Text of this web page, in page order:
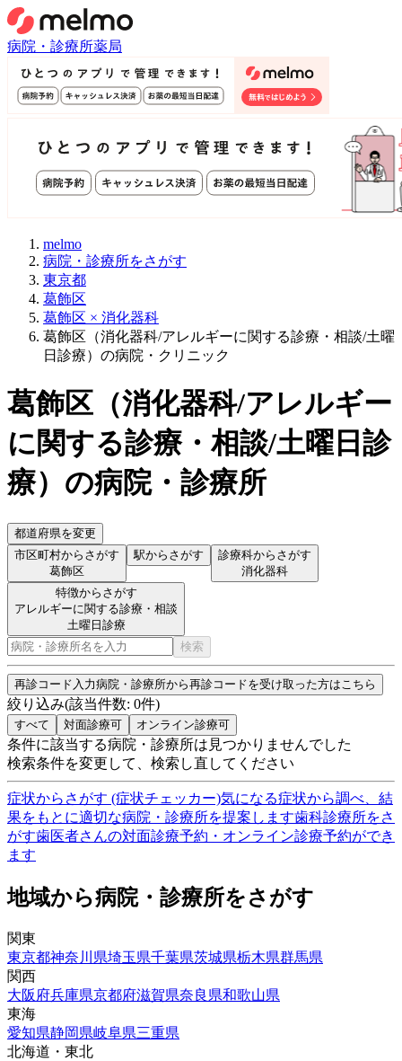
病院・診療所薬局
melmo
病院・診療所をさがす
東京都
葛飾区
葛飾区 × 消化器科
葛飾区（消化器科/アレルギーに関する診療・相談/土曜
日診療）の病院・クリニック
葛飾区 （消化器科/アレルギー
に関する診療・相談/土曜日診
療） の病院・診療所
都道府県を変更
市区町村からさがす
葛飾区
駅からさがす
診療科からさがす
消化器科
特徴からさがす
アレルギーに関する診療・相談
土曜日診療
検索
再診コード入力病院・診療所から再診コードを受け取った方はこちら
絞り込み(該当件数: 0件)
すべて 対面診療可 オンライン診療可
条件に該当する病院・診療所は見つかりませんでした
検索条件を変更して、検索し直してください
症状からさがす (症状チェッカー)気になる症状から調べ、結
果をもとに適切な病院・診療所を提案します歯科診療所をさ
がす歯医者さんの対面診療予約・オンライン診療予約ができ
ます
地域から病院・診療所をさがす
関東
東京都神奈川県埼玉県千葉県茨城県栃木県群馬県
関西
大阪府兵庫県京都府滋賀県奈良県和歌山県
東海
愛知県静岡県岐阜県三重県
北海道・東北